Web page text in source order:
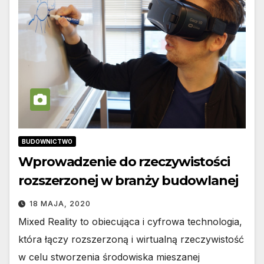
BUDOWNICTWO
Wprowadzenie do rzeczywistości
rozszerzonej w branży budowlanej
18 MAJA, 2020
Mixed Reality to obiecująca i cyfrowa technologia,
która łączy rozszerzoną i wirtualną rzeczywistość
w celu stworzenia środowiska mieszanej